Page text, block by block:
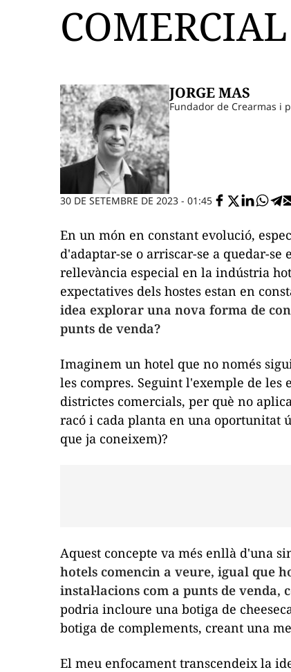
COMERCIAL
JORGE MAS
Fundador de Crearmas i
30 DE SETEMBRE DE 2023 - 01:45
En un món en constant evolució,
d'adaptar-se o arriscar-se a quedar-
rellevància especial en la indústria
expectatives dels hostes estan en
idea explorar una nova forma de
punts de venda?
Imaginem un hotel que no només
les compres. Seguint l'exemple de les
districtes comercials, per què no
racó i cada planta en una oportunitat
que ja coneixem)?
Aquest concepte va més enllà d'una
hotels comencin a veure, igual que
instal·lacions com a punts de venda,
podria incloure una botiga de
botiga de complements, creant una
El meu enfocament transcendeix la